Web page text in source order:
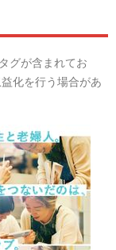
グが含まれてお
化を行う場合があ